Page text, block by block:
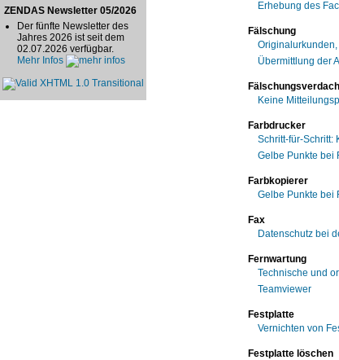
ZENDAS Newsletter 05/2026
Der fünfte Newsletter des
Jahres 2026 ist seit dem
02.07.2026 verfügbar.
Mehr Infos
Erhebung des
Fälschung
Übermittlung der
Keine
Farbdrucker
Schritt-für-Schritt:
Gelbe Punkte bei
Farbkopierer
Gelbe Punkte bei
Fax
Datenschutz bei
Fernwartung
Technische und
Teamviewer
Festplatte
Vernichten von
Festplatte löschen